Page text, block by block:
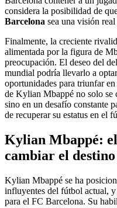
considera la posibilidad de
Barcelona sea una visión
Finalmente, la creciente
alimentada por la figura de
preocupación. El deseo del
mundial podría llevarlo a
oportunidades para triunfar en
de Kylian Mbappé no solo se
sino en un desafío constante
de recuperar su estatus en el
Kylian Mbappé:
cambiar el
Kylian Mbappé se ha
influyentes del fútbol actual,
para el FC Barcelona. Su